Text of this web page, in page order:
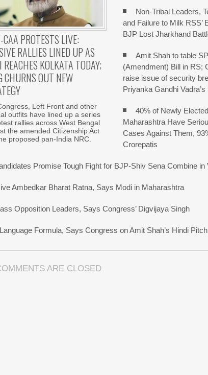
PROTESTS LIVE:
RALLIES LINED UP AS
REACHES KOLKATA TODAY;
CHURNS OUT NEW
Left Front and other
outfits have lined up a series
rallies across West Bengal
the amended Citizenship Act
proposed pan-India NRC.
Non-Tribal Leaders,
and Failure to Milk RSS’
BJP Lost Jharkhand
Amit Shah to table
(Amendment) Bill in RS;
raise issue of security
Priyanka Gandhi
40% of Newly
Maharashtra Have
Cases Against Them,
Crorepatis
Promise Tough Fight for BJP-Shiv Sena Combine in
Ambedkar Bharat Ratna, Says Modi in Maharashtra
Opposition Leaders, Says Congress’ Digvijaya Singh
Formula, Says Congress on Amit Shah’s Hindi Pitch
ARE CLOSED